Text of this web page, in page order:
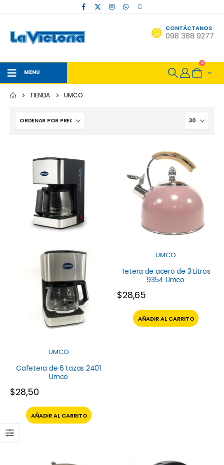
CONTÁCTANOS
098 388 9277
MENU
0
TIENDA UMCO
UMCO
Cafetera de 6 tazas 2401
Umco
$28,50
AÑADIR AL CARRITO
UMCO
Tetera de acero de 3 Litros
9354 Umco
$28,65
AÑADIR AL CARRITO